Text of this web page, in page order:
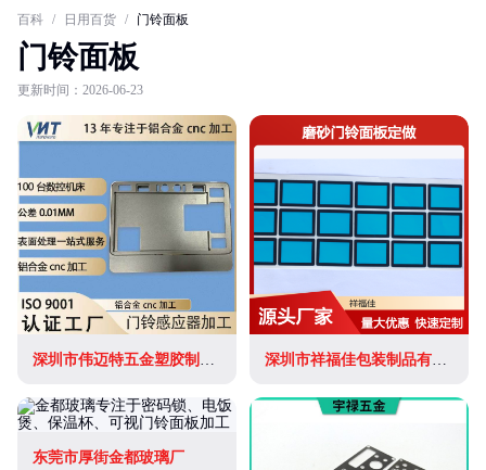
百科 / 日用百货 / 门铃面板
门铃面板
更新时间：2026-06-23
深圳市伟迈特五金塑胶制品有限公司 深圳市祥福佳包装制品有限公司
东莞市厚街金都玻璃厂